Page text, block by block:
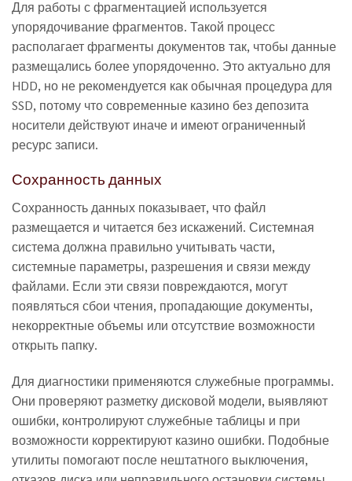
Для работы с фрагментацией используется
упорядочивание фрагментов. Такой процесс
располагает фрагменты документов так, чтобы данные
размещались более упорядоченно. Это актуально для
HDD, но не рекомендуется как обычная процедура для
SSD, потому что современные казино без депозита
носители действуют иначе и имеют ограниченный
ресурс записи.
Сохранность данных
Сохранность данных показывает, что файл
размещается и читается без искажений. Системная
система должна правильно учитывать части,
системные параметры, разрешения и связи между
файлами. Если эти связи повреждаются, могут
появляться сбои чтения, пропадающие документы,
некорректные объемы или отсутствие возможности
открыть папку.
Для диагностики применяются служебные программы.
Они проверяют разметку дисковой модели, выявляют
ошибки, контролируют служебные таблицы и при
возможности корректируют казино ошибки. Подобные
утилиты помогают после нештатного выключения,